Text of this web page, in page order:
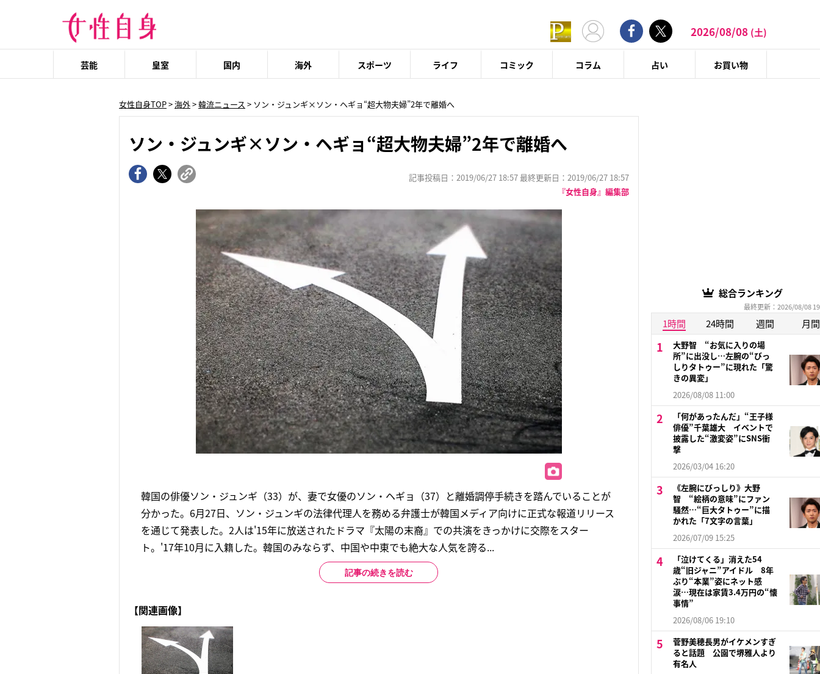
2026/08/08 (土)
芸能 皇室 国内 海外 スポーツ ライフ コミック コラム 占い お買い物
女性自身TOP>海外>韓流ニュース > ソン・ジュンギ×ソン・ヘギョ“超大物夫婦”2年で離婚へ
ソン・ジュンギ×ソン・ヘギョ“超大物夫婦”2年で離婚へ
記事投稿日：2019/06/27 18:57 最終更新日：2019/06/27 18:57
『女性自身』編集部
韓国の俳優ソン・ジュンギ（33）が、妻で女優のソン・ヘギョ（37）と離婚調停手続きを踏んでいることが
分かった。6月27日、ソン・ジュンギの法律代理人を務める弁護士が韓国メディア向けに正式な報道リリース
を通じて発表した。2人は'15年に放送されたドラマ『太陽の末裔』での共演をきっかけに交際をスター
ト。'17年10月に入籍した。韓国のみならず、中国や中東でも絶大な人気を誇る...
記事の続きを読む
【関連画像】
総合ランキング
最終更新：2026/08/08
1時間 24時間 週間 月間
大野智 “お気に入りの場
所”に出没し…左腕の“びっ
しりタトゥー”に現れた「驚
きの異変」
2026/08/08 11:00
「何があったんだ」“王子様
俳優”千葉雄大 イベントで
披露した“激変姿”にSNS衝
撃
2026/03/04 16:20
《左腕にびっしり》大野
智 “絵柄の意味”にファン
騒然…“巨大タトゥー”に描
かれた「7文字の言葉」
2026/07/09 15:25
「泣けてくる」消えた54
歳“旧ジャニ”アイドル 8年
ぶり“本業”姿にネット感
涙…現在は家賃3.4万円の“懐
事情”
2026/08/06 19:10
菅野美穂長男がイケメンすぎ
ると話題 公園で堺雅人より
有名人